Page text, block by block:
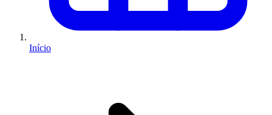
Início